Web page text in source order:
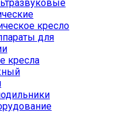
кресло
для
кресла